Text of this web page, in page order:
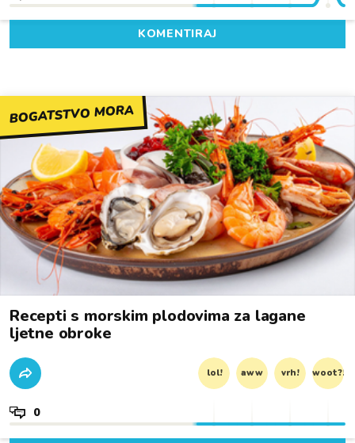
KOMENTIRAJ
BOGATSTVO MORA
Recepti s morskim plodovima za lagane
ljetne obroke
lol! aww vrh! woot?!
0